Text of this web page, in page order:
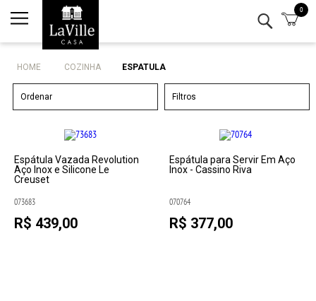
0
Minha conta
Lista de Presentes
Mesa
Eletro
Bar
Decor
HOME COZINHA ESPATULA
Filtros
Ordenar
Espátula Vazada Revolution
Aço Inox e Silicone Le
Creuset
073683
R$ 439,00
Espátula para Servir Em Aço
Inox - Cassino Riva
070764
R$ 377,00